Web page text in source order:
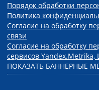
Порядок обработки
Политика
Согласие на обработку
связи
Согласие на обработку
сервисов
ПОКАЗАТЬ БАННЕРНЫЕ